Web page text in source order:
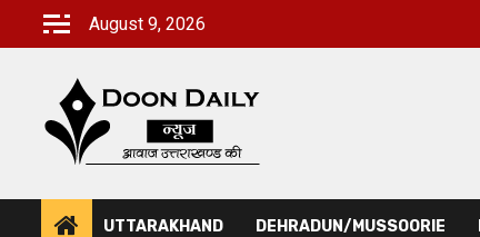
August 9, 2026
UTTARAKHAND DEHRADUN/MUSSOORIE